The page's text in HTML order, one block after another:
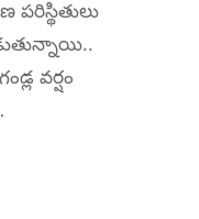
పరిస్థితులు
వర్షం